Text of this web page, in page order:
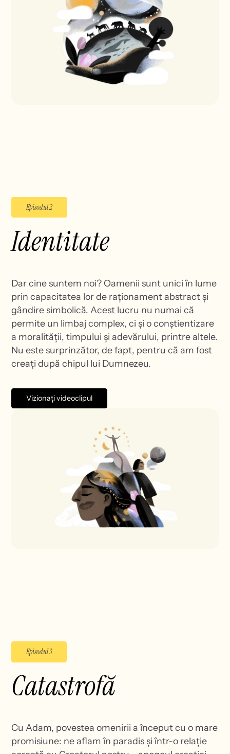
Episodul 2
Identitate
Dar cine suntem noi? Oamenii sunt unici în lume
prin capacitatea lor de raționament abstract și
gândire simbolică. Acest lucru nu numai că
permite un limbaj complex, ci și o conștientizare
a moralității, timpului și adevărului, printre altele.
Nu este surprinzător, de fapt, pentru că am fost
creați după chipul lui Dumnezeu.
Vizionați videoclipul
Episodul 3
Catastrofă
Cu Adam, povestea omenirii a început cu o mare
promisiune: ne aflam în paradis și într-o relație